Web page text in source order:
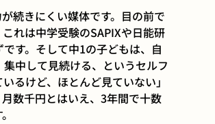
続きにくい媒体です。目の前で
れは中学受験のSAPIXや日能研
す。そして中1の子どもは、自
中して見続ける、というセルフ
るけど、ほとんど見ていない」
数千円とはいえ、3年間で十数